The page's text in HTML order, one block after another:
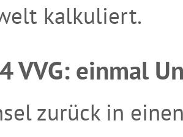
kalkuliert.
VVG: einmal
zurück in